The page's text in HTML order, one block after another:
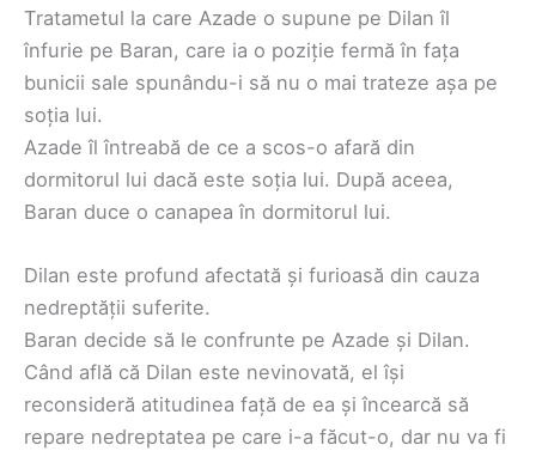
Tratametul la care Azade o supune pe Dilan îl
înfurie pe Baran, care ia o poziție fermă în fața
bunicii sale spunându-i să nu o mai trateze așa pe
soția lui.
Azade îl întreabă de ce a scos-o afară din
dormitorul lui dacă este soția lui. După aceea,
Baran duce o canapea în dormitorul lui.
Dilan este profund afectată și furioasă din cauza
nedreptății suferite.
Baran decide să le confrunte pe Azade și Dilan.
Când află că Dilan este nevinovată, el își
reconsideră atitudinea față de ea și încearcă să
repare nedreptatea pe care i-a făcut-o, dar nu va fi